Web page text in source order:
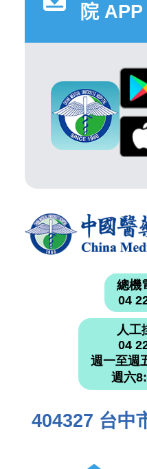
院 APP
總機
04
人工
04
週一至週
週六
404327 台中